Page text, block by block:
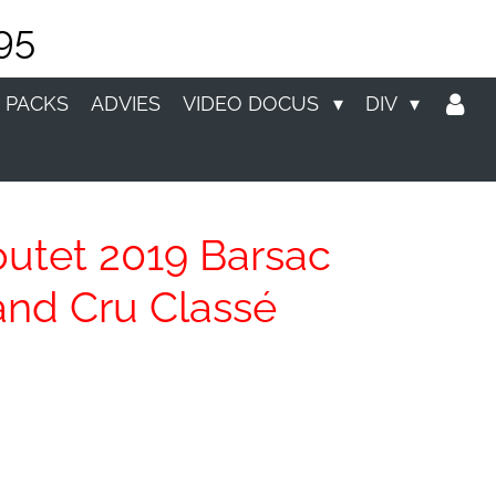
ADVIES VIDEO DOCUS DIV
2019 Barsac
Cru Classé